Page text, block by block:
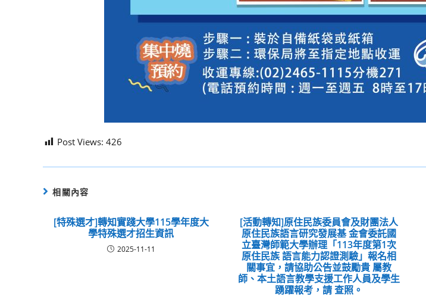
Post Views: 426
相關內容
[特殊選才]轉知實踐大學115學年度大
學特殊選才招生資訊
2025-11-11
[活動轉知]原住民族委員會及財團法人
原住民族語言研究發展基 金會委託國
立臺灣師範大學辦理「113年度第1次
原住民族 語言能力認證測驗」報名相
關事宜，請協助公告並鼓勵貴 屬教
師、本土語言教學支援工作人員及學生
踴躍報考，請 查照。